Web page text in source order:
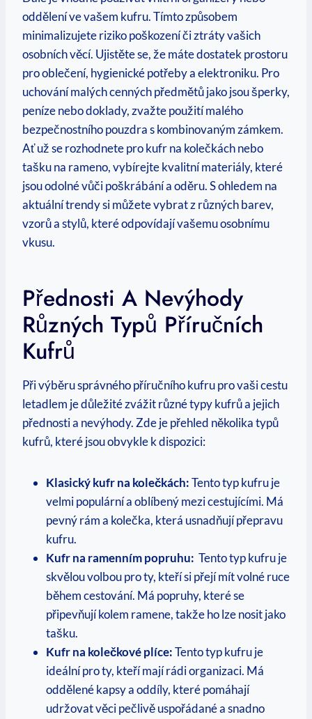
oddělení ve vašem kufru. Tímto způsobem
minimalizujete riziko poškození ‌či ztráty vašich
osobních věcí. Ujistěte se, že ⁤máte ⁤dostatek⁣ prostoru
pro oblečení, hygienické potřeby a elektroniku. Pro
uchování⁤ malých cenných předmětů jako jsou šperky,
peníze nebo doklady, zvažte použití ⁤malého
bezpečnostního pouzdra⁢ s kombinovaným zámkem.
Ať už se rozhodnete pro kufr na kolečkách ‍nebo⁣
tašku ⁤na rameno, ⁣vybírejte ‍kvalitní materiály, které
jsou​ odolné vůči poškrábání a​ oděru. S ohledem na
aktuální trendy ⁢si můžete vybrat z ‍různých barev,
vzorů a stylů, které​ odpovídají vašemu osobnímu
vkusu.
Přednosti ⁤a Nevýhody
Různých Typů⁢ Příručních
Kufrů
Při​ výběru správného příručního​ kufru pro ‌vaši cestu
letadlem je důležité zvážit různé ‍typy kufrů a jejich ​
přednosti a nevýhody. Zde je přehled několika ⁢typů
kufrů, které jsou obvykle k dispozici:
Klasický kufr na​ kolečkách:Tento typ kufru je
velmi populární a oblíbený mezi cestujícími. Má
pevný rám a kolečka, která usnadňují přepravu
kufru.
Kufr na ramenním popruhu: ​ Tento typ ‌kufru je
skvělou​ volbou pro ty, kteří si přejí mít volné ruce
během cestování. Má popruhy, které se
‌připevňují kolem ramene, takže ho lze nosit jako
tašku.
Kufr na kolečkové plíce:Tento typ​ kufru je
⁣ideální pro ty, kteří mají‌ rádi organizaci. Má‌
oddělené kapsy a oddíly, které pomáhají
udržovat⁣ věci pečlivě uspořádané ​a snadno